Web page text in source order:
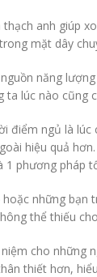
anh giúp
mặt dây
năng
lúc nào cũng
ngủ là
hiệu quả
phương pháp
những
thể thiếu
cho
thiết hơn,